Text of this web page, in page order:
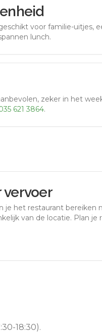
voor familie-uitjes,
lunch.
zeker in het
621 3864.
vervoer
je het restaurant bereiken
van de locatie. Plan je
18:30).